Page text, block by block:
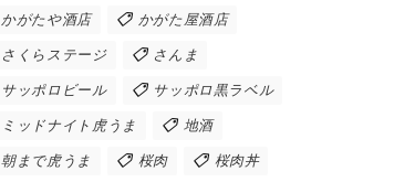
かがたや酒店 かがた屋酒店
さくらステージ さんま
サッポロビール サッポロ黒ラベル
ミッドナイト虎うま 地酒
朝まで虎うま 桜肉 桜肉丼